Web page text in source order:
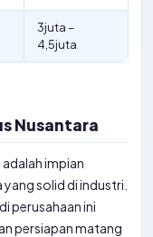
3juta –
4,5juta
Nusantara
impian
solid di industri.
perusahaan ini
persiapan matang